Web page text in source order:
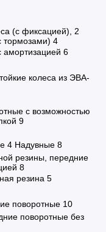
(с фиксацией), 2
тормозами) 4
амортизацией 6
колеса из ЭВА-
с возможностью
9
4 Надувные 8
резины, передние
8
резина 5
поворотные 10
поворотные без